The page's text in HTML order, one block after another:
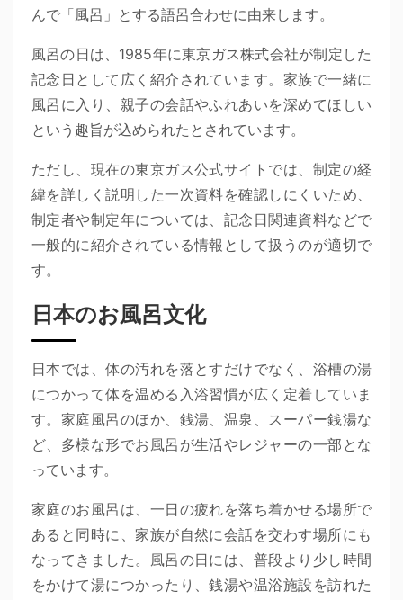
んで「風呂」とする語呂合わせに由来します。
風呂の日は、1985年に東京ガス株式会社が制定した
記念日として広く紹介されています。家族で一緒に
風呂に入り、親子の会話やふれあいを深めてほしい
という趣旨が込められたとされています。
ただし、現在の東京ガス公式サイトでは、制定の経
緯を詳しく説明した一次資料を確認しにくいため、
制定者や制定年については、記念日関連資料などで
一般的に紹介されている情報として扱うのが適切で
す。
日本のお風呂文化
日本では、体の汚れを落とすだけでなく、浴槽の湯
につかって体を温める入浴習慣が広く定着していま
す。家庭風呂のほか、銭湯、温泉、スーパー銭湯な
ど、多様な形でお風呂が生活やレジャーの一部とな
っています。
家庭のお風呂は、一日の疲れを落ち着かせる場所で
あると同時に、家族が自然に会話を交わす場所にも
なってきました。風呂の日には、普段より少し時間
をかけて湯につかったり、銭湯や温浴施設を訪れた